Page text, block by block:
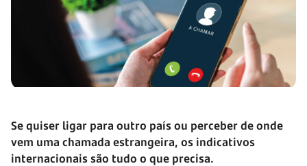
Se quiser ligar para outro país ou perceber de onde
vem uma chamada estrangeira, os indicativos
internacionais são tudo o que precisa.